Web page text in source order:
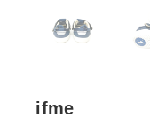
ifme